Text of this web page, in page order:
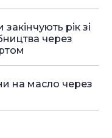
рік зі
через
на масло через